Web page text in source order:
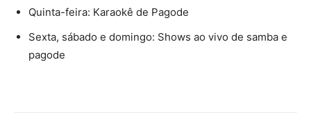
Quinta-feira: Karaokê de Pagode
Sexta, sábado e domingo: Shows ao vivo de samba e
pagode